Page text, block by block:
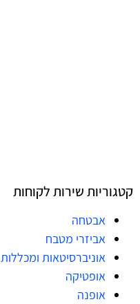
קטגוריות שירות לקוחות
אבטחה
אביזרי מטבח
אוניברסיטאות ומכללות
אופטיקה
אופנה